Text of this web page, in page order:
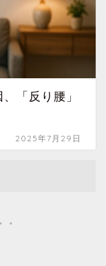
「反り腰」
2025年7月29日